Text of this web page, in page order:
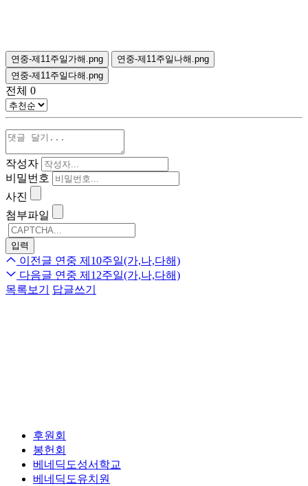
연중-제11주일가해.png
연중-제11주일나해.png
연중-제11주일다해.png
전체 0
작성자
비밀번호
사진
첨부파일
이전글 연중 제10주일(가,나,다해)
다음글 연중 제12주일(가,나,다해)
목록보기
답글쓰기
후원회
봉헌회
베네딕도성서학교
베네딕도유치원